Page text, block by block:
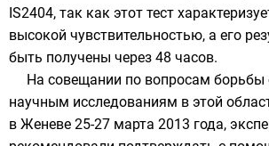
IS2404, так как этот тест
высокой чувствительностью, а его
быть получены через 48 часов.
На совещании по вопросам борьбы
научным исследованиям в этой
в Женеве 25-27 марта 2013 года,